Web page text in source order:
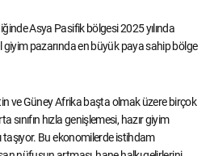
Asya Pasifik bölgesi 2025 yılında
giyim pazarında en büyük paya sahip bölge
ve Güney Afrika başta olmak üzere birçok
hızla genişlemesi, hazır giyim
Bu ekonomilerde istihdam